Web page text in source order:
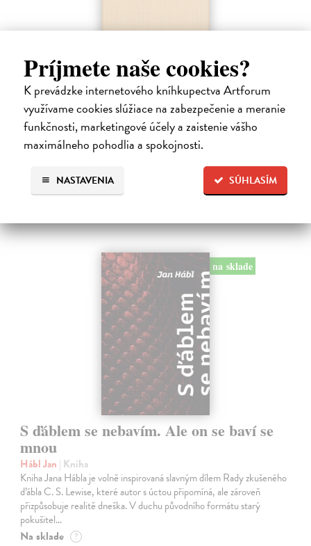
Príjmete naše cookies?
K prevádzke internetového kníhkupectva Artforum
využívame cookies slúžiace na zabezpečenie a meranie
funkčnosti, marketingové účely a zaistenie vášho
maximálneho pohodlia a spokojnosti.
SÚHLASÍM
NASTAVENIA
Pomalost
Kundera Milan | Kniha
Pomalost, chronologicky první ze čtyř románů Milana Kundery
napsaných francouzsky, vychází v českém překladu Anny
Kareninové. Vydávání Kunderových románů v českém jazyce se
uzavírá.
14,73 €
na sklade
S ďáblem se nebavím. Ale on se baví se
mnou
Hábl Jan | Kniha
Kniha Jana Hábla je volně inspirovaná slavným dílem Rady zkušeného
ďábla C. S. Lewise, které autor s úctou připomíná, ale zároveň
přizpůsobuje realitě dneška. V duchu původního formátu starý
pokušitel…
Na sklade ?